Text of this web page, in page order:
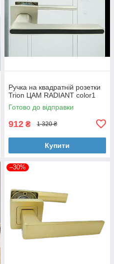
Ручка на квадратній розетки
Trion ЦАМ RADIANT color1
Готово до відправки
912 ₴ 1 320 ₴
Купити
–30%